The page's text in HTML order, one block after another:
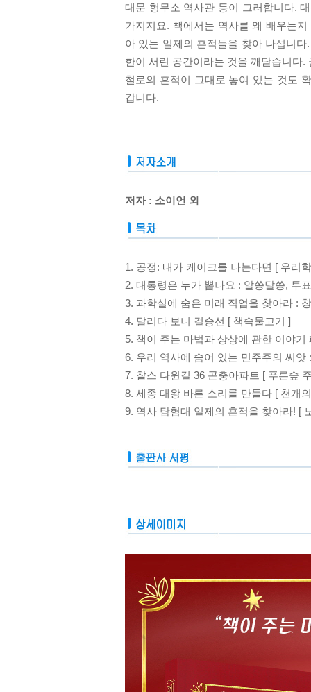
대문 형무소 역사관 등이 그러합니다.
가지지요. 책에서는 역사를 왜 배우는
아 있는 일제의 흔적들을 찾아 나섭니
한이 서린 공간이라는 것을 깨닫습니다
철로의 흔적이 그대로 놓여 있는 것도
갑니다.
저자 : 소이언 외
1. 공정: 내가 케이크를 나눈다면 [ 우리
2. 대통령은 누가 뽑나요 : 알쏭달쏭, 투
3. 과학실에 숨은 미래 직업을 찾아라 :
4. 달리다 보니 결승선 [ 책속물고기 ]
5. 책이 주는 마법과 상상에 관한 이야
6. 우리 역사에 숨어 있는 민주주의 씨
7. 찰스 다윈길 36 곤충아파트 [ 푸른숲
8. 세종 대왕 바른 소리를 만들다 [ 천개
9. 역사 탐험대 일제의 흔적을 찾아라! [